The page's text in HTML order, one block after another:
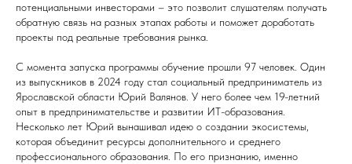
потенциальными инвесторами – это позволит слушателям получать
обратную связь на разных этапах работы и поможет доработать
проекты под реальные требования рынка.
С момента запуска программы обучение прошли 97 человек. Один
из выпускников в 2024 году стал социальный предприниматель из
Ярославской области Юрий Валянов. У него более чем 19-летний
опыт в предпринимательстве и развитии ИТ-образования.
Несколько лет Юрий вынашивал идею о создании экосистемы,
которая объединит ресурсы дополнительного и среднего
профессионального образования. По его признанию, именно